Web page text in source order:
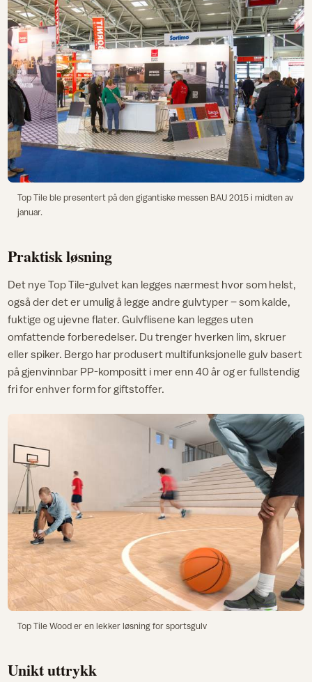
Top Tile ble presentert på den gigantiske messen BAU 2015 i midten av
januar.
Praktisk løsning
Det nye Top Tile-gulvet kan legges nærmest hvor som helst,
også der det er umulig å legge andre gulvtyper – som kalde,
fuktige og ujevne flater. Gulvflisene kan legges uten
omfattende forberedelser. Du trenger hverken lim, skruer
eller spiker. Bergo har produsert multifunksjonelle gulv basert
på gjenvinnbar PP-kompositt i mer enn 40 år og er fullstendig
fri for enhver form for giftstoffer.
Top Tile Wood er en lekker løsning for sportsgulv
Unikt uttrykk